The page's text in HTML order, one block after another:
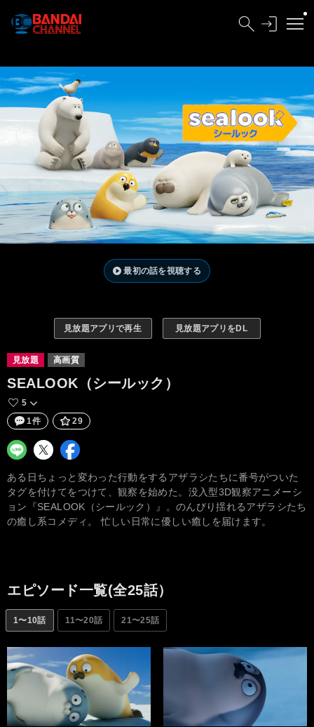
最初の話を視聴する
見放題アプリで再生 見放題アプリをDL
見放題 高画質
SEALOOK（シールック）
5
1件
29
ある日ちょっと変わった行動をするアザラシたちに番号がついた
タグを付けてをつけて、観察を始めた。没入型3D観察アニメーシ
ョン『SEALOOK（シールック）』。のんびり揺れるアザラシたち
の癒し系コメディ。 忙しい日常に優しい癒しを届けます。
エピソード一覧(全25話）
1〜10話 11〜20話 21〜25話